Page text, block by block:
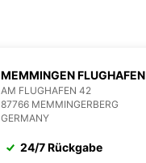
MEMMINGEN FLUGHAFEN
AM FLUGHAFEN 42
87766 MEMMINGERBERG
GERMANY
24/7 Rückgabe